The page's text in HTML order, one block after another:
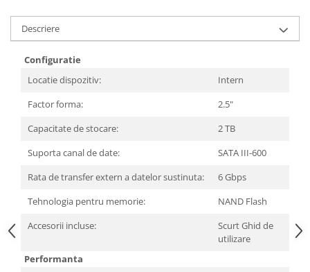
Descriere
Configuratie
Locatie dispozitiv:
Intern
Factor forma:
2.5"
Capacitate de stocare:
2 TB
Suporta canal de date:
SATA III-600
Rata de transfer extern a datelor sustinuta:
6 Gbps
Tehnologia pentru memorie:
NAND Flash
Accesorii incluse:
Scurt Ghid de
utilizare
Performanta